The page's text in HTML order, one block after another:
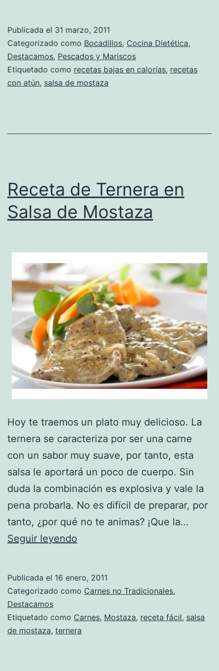
Publicada el 31 marzo, 2011
Categorizado como Bocadillos, Cocina Dietética,
Destacamos, Pescados y Mariscos
Etiquetado como recetas bajas en calorías, recetas
con atún, salsa de mostaza
Receta de Ternera en
Salsa de Mostaza
Hoy te traemos un plato muy delicioso. La
ternera se caracteriza por ser una carne
con un sabor muy suave, por tanto, esta
salsa le aportará un poco de cuerpo. Sin
duda la combinación es explosiva y vale la
pena probarla. No es difícil de preparar, por
tanto, ¿por qué no te animas? ¡Que la…
Seguir leyendo
en
de
Mostaza
Publicada el 16 enero, 2011
Categorizado como Carnes no Tradicionales,
Destacamos
Etiquetado como Carnes, Mostaza, receta fácil, salsa
de mostaza, ternera